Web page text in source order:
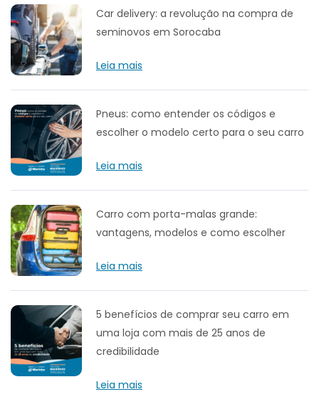
Car delivery: a revolução na compra de
seminovos em Sorocaba
Leia mais
Pneus: como entender os códigos e
escolher o modelo certo para o seu carro
Leia mais
Carro com porta-malas grande:
vantagens, modelos e como escolher
Leia mais
5 benefícios de comprar seu carro em
uma loja com mais de 25 anos de
credibilidade
Leia mais